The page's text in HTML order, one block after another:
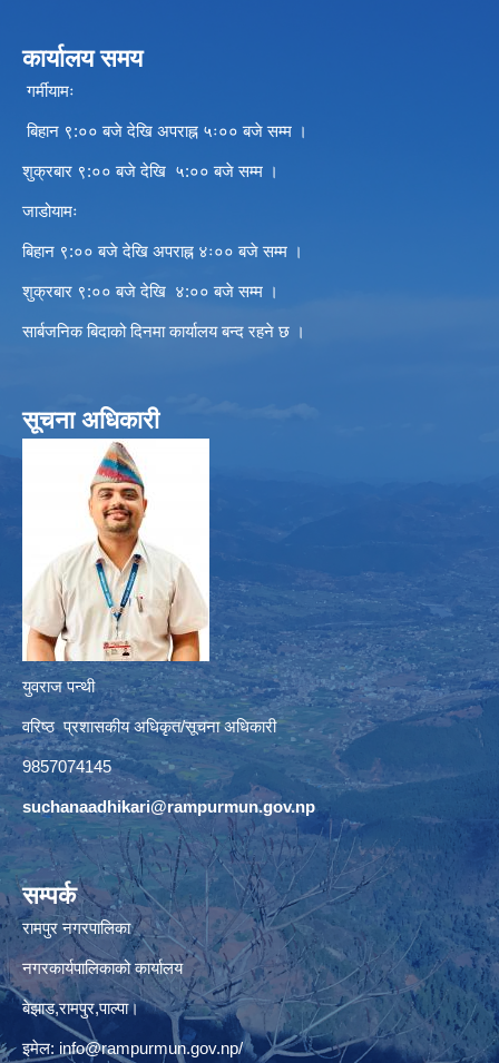
कार्यालय समय
गर्मीयामः
बिहान ९:०० बजे देखि अपराह्न ५ः०० बजे सम्म ।
शुक्रबार ९:०० बजे देखि ५:०० बजे सम्म ।
जाडोयामः
बिहान ९:०० बजे देखि अपराह्न ४ः०० बजे सम्म ।
शुक्रबार ९:०० बजे देखि ४:०० बजे सम्म ।
सार्बजनिक बिदाको दिनमा कार्यालय बन्द रहने छ ।
सूचना अधिकारी
युवराज पन्थी
वरिष्ठ प्रशासकीय अधिकृत/सूचना अधिकारी
9857074145
suchanaadhikari@rampurmun.gov.np
सम्पर्क
रामपुर नगरपालिका
नगरकार्यपालिकाको कार्यालय
बेझाड,रामपुर,पाल्पा।
इमेल: info@rampurmun.gov.np/